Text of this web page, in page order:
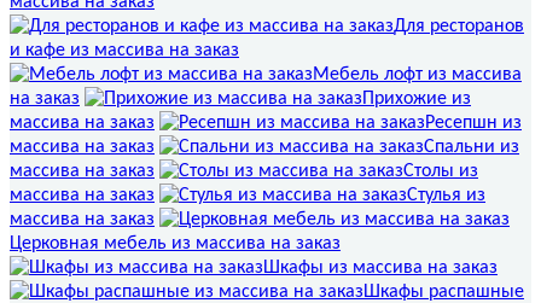
Для ресторанов
и кафе из массива на заказ
Мебель лофт из массива
на заказ
Прихожие из
массива на заказ
Ресепшн из
массива на заказ
Спальни из
массива на заказ
Столы из
массива на заказ
Стулья из
массива на заказ
Церковная мебель из массива на заказ
Шкафы из массива на заказ
Шкафы распашные